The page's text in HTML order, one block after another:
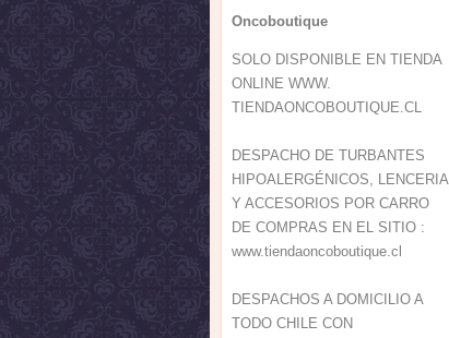
Oncoboutique
SOLO DISPONIBLE EN TIENDA
ONLINE WWW.
TIENDAONCOBOUTIQUE.CL
DESPACHO DE TURBANTES
HIPOALERGÉNICOS, LENCERIA
Y ACCESORIOS POR CARRO
DE COMPRAS EN EL SITIO :
www.tiendaoncoboutique.cl
DESPACHOS A DOMICILIO A
TODO CHILE CON